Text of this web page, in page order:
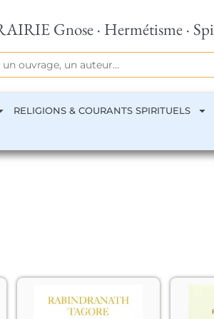
Gnose · Hermétisme ·
RELIGIONS & COURANTS SPIRITUELS